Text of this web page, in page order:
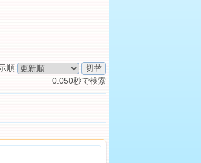
順
0.050秒で検索